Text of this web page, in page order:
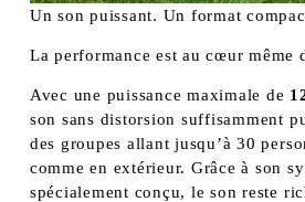
Un son puissant. Un format
La performance est au cœur même
Avec une puissance maximale de
son sans distorsion suffisamment
des groupes allant jusqu’à 30
comme en extérieur. Grâce à son
spécialement conçu, le son reste